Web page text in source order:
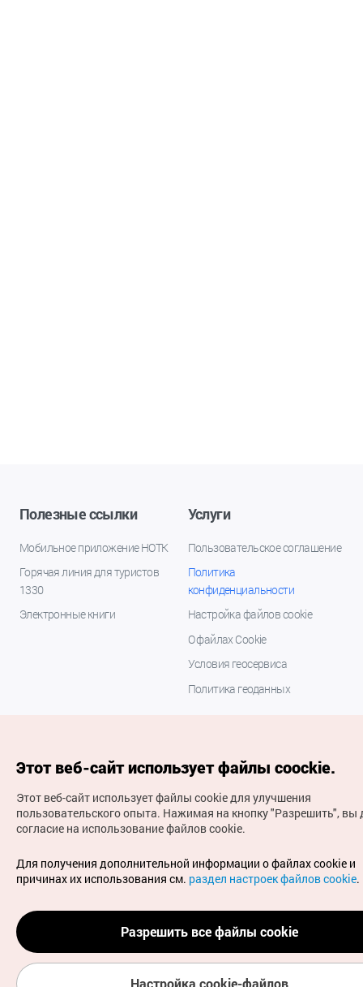
Полезные ссылки
Мобильное приложение НОТК
Горячая линия для туристов
1330
Электронные книги
Услуги
Пользовательское соглашение
Политика
конфиденциальности
Настройка файлов cookie
О файлах Cookie
Условия геосервиса
Политика геоданных
(с) Национальная организация туризма Кореи Все
права защищены
Для извещения об ошибках и проблемах, связанных с
работой веб-сайта, направляйте ваши запросы на
официальный адрес электронной почты
russian@knto.or.kr
Этот веб-сайт использует файлы coockie.
Этот веб-сайт использует файлы cookie для улучшения
пользовательского опыта. Нажимая на кнопку "Разрешить", вы
согласие на использование файлов cookie.
Для получения дополнительной информации о файлах cookie и
причинах их использования см. раздел настроек файлов cookie.
Разрешить все файлы cookie
Настройка cookie-файлов